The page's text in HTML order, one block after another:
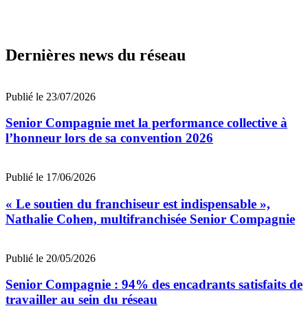
Dernières news du réseau
Publié le 23/07/2026
Senior Compagnie met la performance collective à
l’honneur lors de sa convention 2026
Publié le 17/06/2026
« Le soutien du franchiseur est indispensable »,
Nathalie Cohen, multifranchisée Senior Compagnie
Publié le 20/05/2026
Senior Compagnie : 94% des encadrants satisfaits de
travailler au sein du réseau